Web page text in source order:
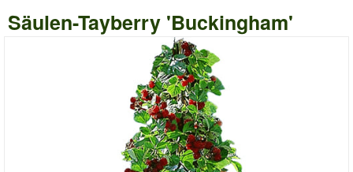
Säulen-Tayberry 'Buckingham'